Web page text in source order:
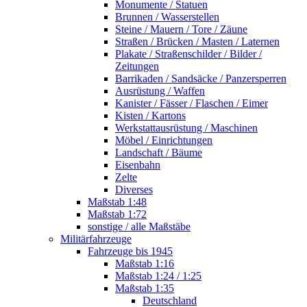
Monumente / Statuen
Brunnen / Wasserstellen
Steine / Mauern / Tore / Zäune
Straßen / Brücken / Masten / Laternen
Plakate / Straßenschilder / Bilder /
Zeitungen
Barrikaden / Sandsäcke / Panzersperren
Ausrüstung / Waffen
Kanister / Fässer / Flaschen / Eimer
Kisten / Kartons
Werkstattausrüstung / Maschinen
Möbel / Einrichtungen
Landschaft / Bäume
Eisenbahn
Zelte
Diverses
Maßstab 1:48
Maßstab 1:72
sonstige / alle Maßstäbe
Militärfahrzeuge
Fahrzeuge bis 1945
Maßstab 1:16
Maßstab 1:24 / 1:25
Maßstab 1:35
Deutschland